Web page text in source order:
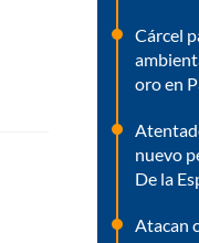
Cárcel
oro en
nuevo
De la
Atacan